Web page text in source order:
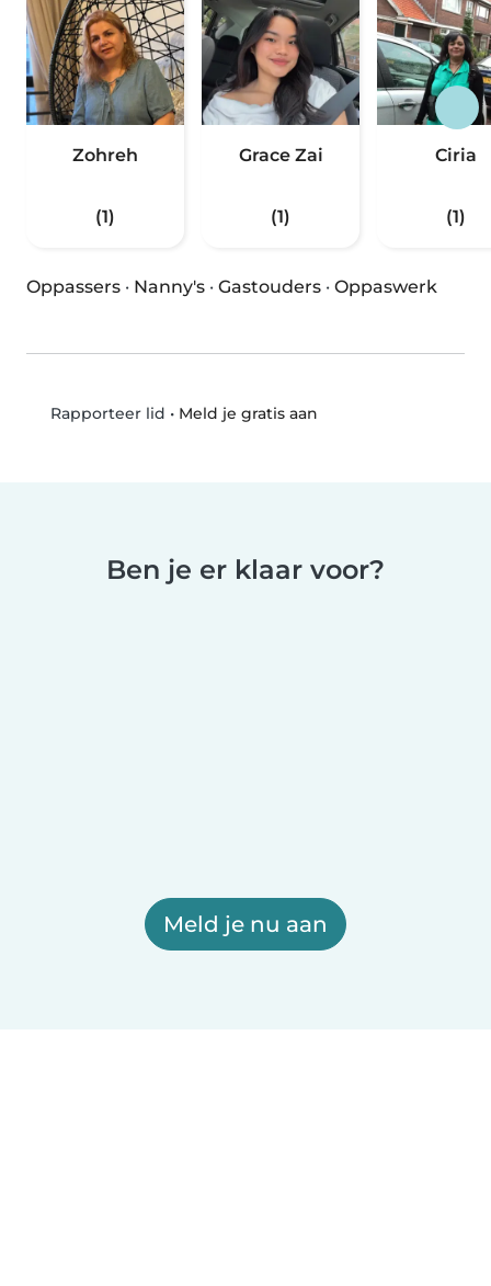
Zohreh
(1)
Grace Zai
(1)
Ciria
(1)
Oppassers · Nanny's · Gastouders · Oppaswerk
Rapporteer lid • Meld je gratis aan
Ben je er klaar voor?
Meld je nu aan